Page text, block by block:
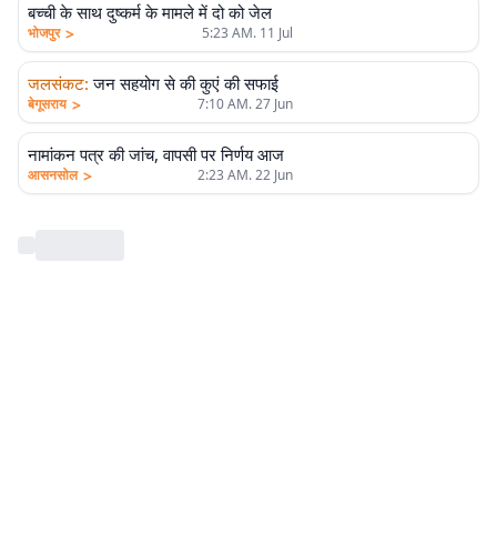
बच्ची के साथ दुष्कर्म के मामले में दो को जेल
भोजपुर > 5:23 AM. 11 Jul
जलसंकट: जन सहयोग से की कुएं की सफाई
बेगूसराय > 7:10 AM. 27 Jun
नामांकन पत्र की जांच, वापसी पर निर्णय आज
आसनसोल > 2:23 AM. 22 Jun